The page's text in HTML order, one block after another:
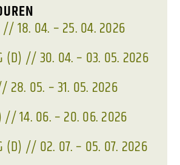
// 18. 04. – 25. 04. 2026
(D) // 30. 04. – 03. 05. 2026
28. 05. – 31. 05. 2026
// 14. 06. – 20. 06. 2026
(D) // 02. 07. – 05. 07. 2026